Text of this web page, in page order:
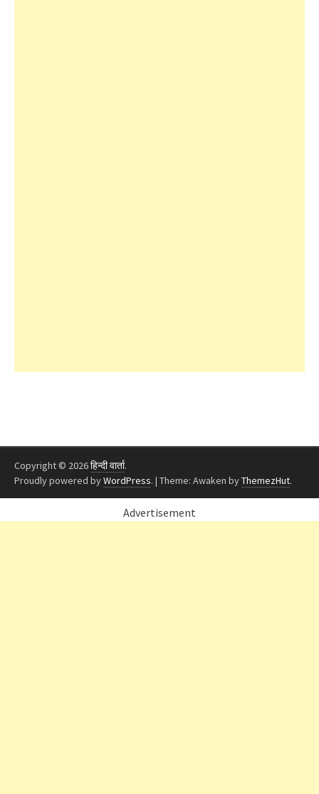
Copyright © 2026हिन्दी वार्ता.
Proudly powered byWordPress. | Theme: Awaken byThemezHut.
Advertisement